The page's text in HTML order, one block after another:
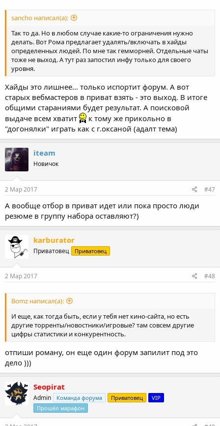
sancho написал(а):
Так то да. Но в любом случае какие-то ограничения нужно
делать. Вот Рома предлагает удалять/включать в хайды
определенных людей. По мне так гемморней. Отдельные чаты
тоже не выход. А тут раз запостил инфу только для своего
уровня.
Хайды это лишнее... только испортит форум. А вот
старых вебмастеров в приват взять - это выход. В итоге
общими стараниями будет результат. А поисковой
выдаче всем хватит
к тому же прикольно в
"догонялки" играть как с г.оксаной (адалт тема)
iteam
Новичок
2 Мар 2017 #47
А вообще отбор в приват идет или пока просто люди
резюме в группу набора оставляют?)
karburator
Приватовец Приватовец
2 Мар 2017 #48
Bomz написал(а):
И еще, как тогда быть, если у тебя нет кино-сайта, но есть
другие торренты/новостники/игровые? там совсем другие
цифры статистики и конкурентность.
отпиши роману, он еще один форум запилит под это
дело )))
Seopirat
Admin Команда форума Приватовец
VIP
Прошёл марафон